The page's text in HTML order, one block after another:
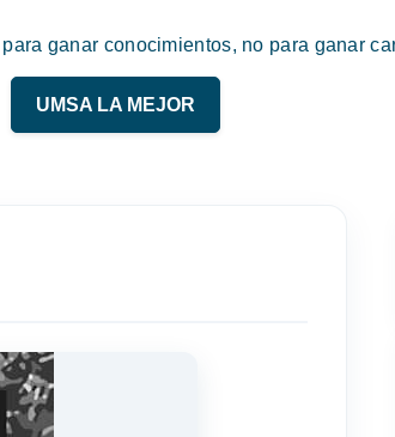
ganar conocimientos, no para ganar
UMSA LA MEJOR